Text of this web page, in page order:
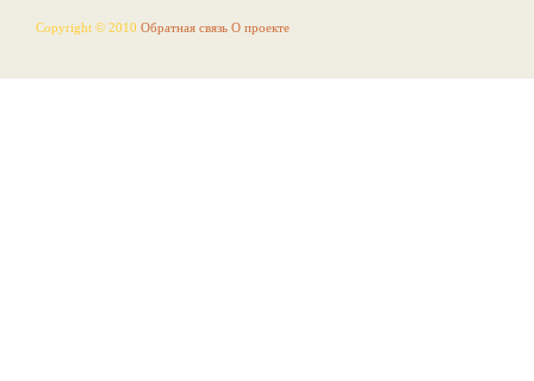
Copyright © 2010 Обратная связь О проекте